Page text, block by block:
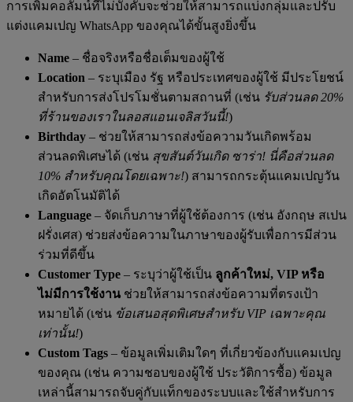
การเพิ่มคอลัมน์ที่ไม่บังคับจะช่วยให้สามารถแบ่งกลุ่มและปรับ
แต่งแคมเปญ WhatsApp ของคุณได้ขั้นสูงยิ่งขึ้น
Name – ชื่อจริงหรือชื่อเต็มของผู้ใช้
Location – ระบุเมือง รัฐ หรือประเทศของผู้ใช้ มีประโยชน์
สำหรับการส่งโปรโมชั่นตามสถานที่ (เช่น รับส่วนลด 20%
ที่ร้านของเราในลอสแอนเจลิสวันนี้!)
Birthday – ช่วยให้สามารถส่งข้อความวันเกิดพร้อม
ส่วนลดพิเศษได้ (เช่น สุขสันต์วันเกิด ซาร่า! นี่คือส่วนลด
10% สำหรับคุณโดยเฉพาะ!) สามารถกระตุ้นแคมเปญวัน
เกิดอัตโนมัติได้
Language – จัดเก็บภาษาที่ผู้ใช้ต้องการ (เช่น อังกฤษ สเปน
ฝรั่งเศส) ช่วยส่งข้อความในภาษาของผู้รับเพื่อการมีส่วน
ร่วมที่ดีขึ้น
Customer Type – ระบุว่าผู้ใช้เป็น ลูกค้าใหม่, VIP หรือ
ไม่มีการใช้งาน ช่วยให้สามารถส่งข้อความที่ตรงเป้า
หมายได้ (เช่น ข้อเสนอสุดพิเศษสำหรับ VIP เฉพาะคุณ
เท่านั้น!)
Custom Tags – ข้อมูลเพิ่มเติมใดๆ ที่เกี่ยวข้องกับแคมเปญ
ของคุณ (เช่น ความชอบของผู้ใช้ ประวัติการซื้อ) ข้อมูล
เหล่านี้สามารถจับคู่กับแท็กของระบบและใช้สำหรับการ